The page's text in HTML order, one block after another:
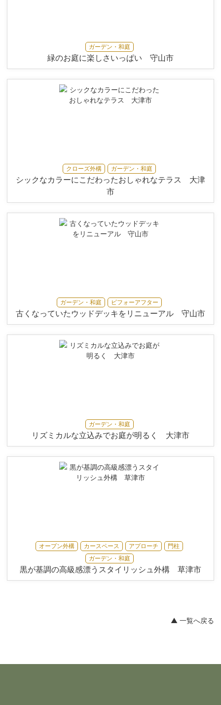
ガーデン・和庭
緑のお庭に楽しさいっぱい 守山市
クローズ外構 ガーデン・和庭
シックなカラーにこだわったおしゃれなテラス 大津
市
ガーデン・和庭 ビフォーアフター
古くなっていたウッドデッキをリニューアル 守山市
ガーデン・和庭
リズミカルな立込みでお庭が明るく 大津市
オープン外構 カースペース アプローチ
門柱
ガーデン・和庭
黒が基調の高級感漂うスタイリッシュ外構 草津市
▲ 一覧へ戻る